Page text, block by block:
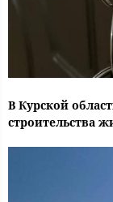
В Курской
строительства